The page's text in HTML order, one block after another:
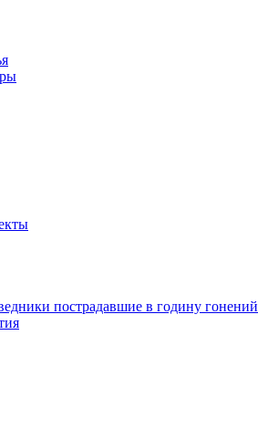
пострадавшие в годину гонений